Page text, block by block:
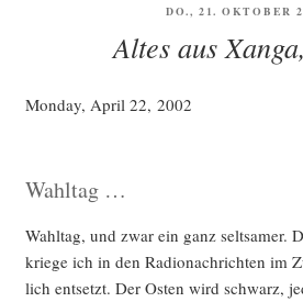
VERÖFFENTLICHT
DO., 21. OKTOBER
Altes aus
Mon­day, April 22, 2002
Wahltag …
Wahl­tag, und zwar ein ganz selt­sa­mer.
krie­ge ich in den Radio­nach­rich­ten im
lich ent­setzt. Der Osten wird schwarz,